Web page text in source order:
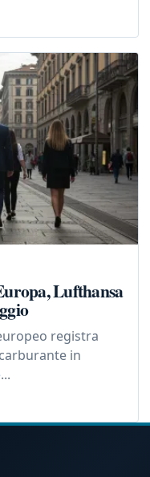
Lufthansa
registra
in